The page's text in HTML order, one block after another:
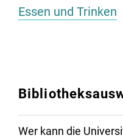
Essen und Trinken
Wer kann die